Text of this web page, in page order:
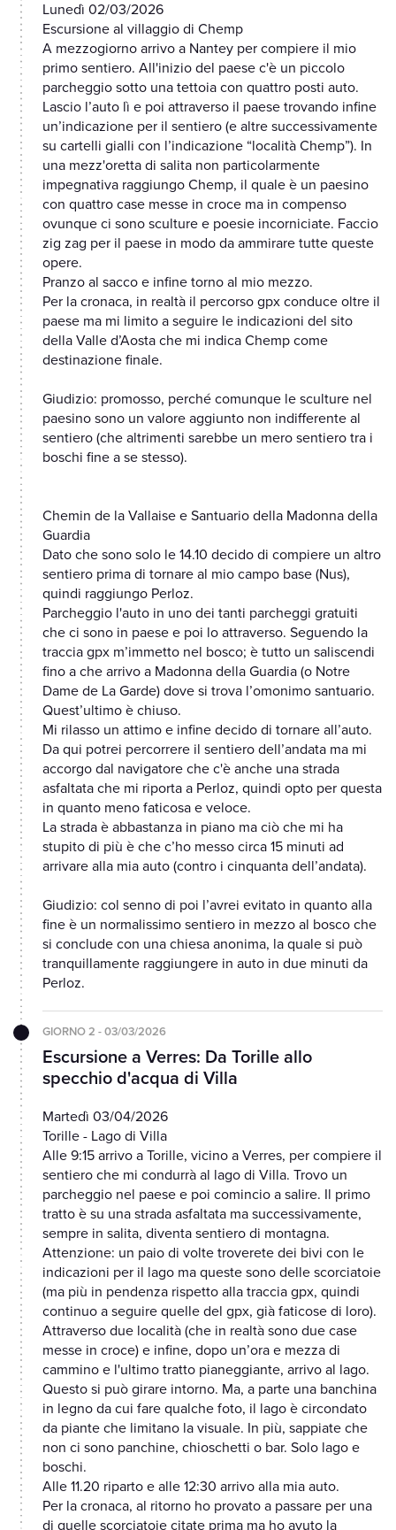
Lunedì 02/03/2026
Escursione al villaggio di Chemp
A mezzogiorno arrivo a Nantey per compiere il mio
primo sentiero. All'inizio del paese c'è un piccolo
parcheggio sotto una tettoia con quattro posti auto.
Lascio l’auto lì e poi attraverso il paese trovando infine
un’indicazione per il sentiero (e altre successivamente
su cartelli gialli con l’indicazione “località Chemp”). In
una mezz'oretta di salita non particolarmente
impegnativa raggiungo Chemp, il quale è un paesino
con quattro case messe in croce ma in compenso
ovunque ci sono sculture e poesie incorniciate. Faccio
zig zag per il paese in modo da ammirare tutte queste
opere.
Pranzo al sacco e infine torno al mio mezzo.
Per la cronaca, in realtà il percorso gpx conduce oltre il
paese ma mi limito a seguire le indicazioni del sito
della Valle d’Aosta che mi indica Chemp come
destinazione finale.
Giudizio: promosso, perché comunque le sculture nel
paesino sono un valore aggiunto non indifferente al
sentiero (che altrimenti sarebbe un mero sentiero tra i
boschi fine a se stesso).
Chemin de la Vallaise e Santuario della Madonna della
Guardia
Dato che sono solo le 14.10 decido di compiere un altro
sentiero prima di tornare al mio campo base (Nus),
quindi raggiungo Perloz.
Parcheggio l'auto in uno dei tanti parcheggi gratuiti
che ci sono in paese e poi lo attraverso. Seguendo la
traccia gpx m’immetto nel bosco; è tutto un saliscendi
fino a che arrivo a Madonna della Guardia (o Notre
Dame de La Garde) dove si trova l’omonimo santuario.
Quest’ultimo è chiuso.
Mi rilasso un attimo e infine decido di tornare all’auto.
Da qui potrei percorrere il sentiero dell’andata ma mi
accorgo dal navigatore che c'è anche una strada
asfaltata che mi riporta a Perloz, quindi opto per questa
in quanto meno faticosa e veloce.
La strada è abbastanza in piano ma ciò che mi ha
stupito di più è che c’ho messo circa 15 minuti ad
arrivare alla mia auto (contro i cinquanta dell’andata).
Giudizio: col senno di poi l’avrei evitato in quanto alla
fine è un normalissimo sentiero in mezzo al bosco che
si conclude con una chiesa anonima, la quale si può
tranquillamente raggiungere in auto in due minuti da
Perloz.
GIORNO 2 - 03/03/2026
Escursione a Verres: Da Torille allo
specchio d'acqua di Villa
Martedì 03/04/2026
Torille - Lago di Villa
Alle 9:15 arrivo a Torille, vicino a Verres, per compiere il
sentiero che mi condurrà al lago di Villa. Trovo un
parcheggio nel paese e poi comincio a salire. Il primo
tratto è su una strada asfaltata ma successivamente,
sempre in salita, diventa sentiero di montagna.
Attenzione: un paio di volte troverete dei bivi con le
indicazioni per il lago ma queste sono delle scorciatoie
(ma più in pendenza rispetto alla traccia gpx, quindi
continuo a seguire quelle del gpx, già faticose di loro).
Attraverso due località (che in realtà sono due case
messe in croce) e infine, dopo un’ora e mezza di
cammino e l'ultimo tratto pianeggiante, arrivo al lago.
Questo si può girare intorno. Ma, a parte una banchina
in legno da cui fare qualche foto, il lago è circondato
da piante che limitano la visuale. In più, sappiate che
non ci sono panchine, chioschetti o bar. Solo lago e
boschi.
Alle 11.20 riparto e alle 12:30 arrivo alla mia auto.
Per la cronaca, al ritorno ho provato a passare per una
di quelle scorciatoie citate prima ma ho avuto la